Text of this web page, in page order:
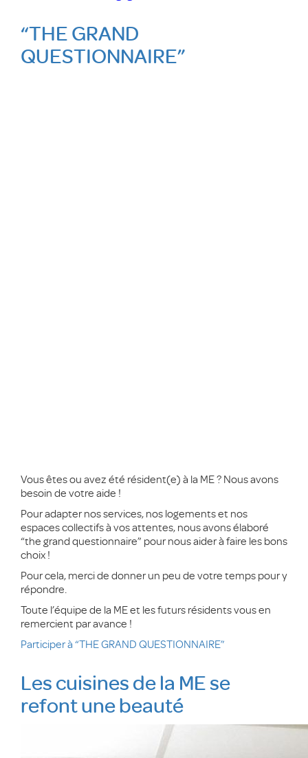
“THE GRAND
QUESTIONNAIRE”
Vous êtes ou avez été résident(e) à la ME ? Nous avons
besoin de votre aide !
Pour adapter nos services, nos logements et nos
espaces collectifs à vos attentes, nous avons élaboré
“the grand questionnaire” pour nous aider à faire les bons
choix !
Pour cela, merci de donner un peu de votre temps pour y
répondre.
Toute l’équipe de la ME et les futurs résidents vous en
remercient par avance !
Participer à “THE GRAND QUESTIONNAIRE”
Les cuisines de la ME se
refont une beauté